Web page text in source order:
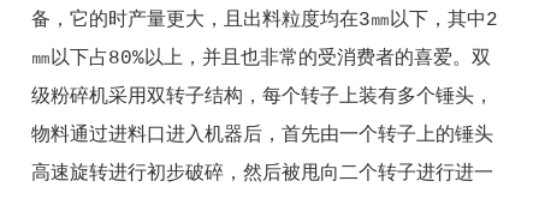
备，它的时产量更大，且出料粒度均在3㎜以下，其中2
㎜以下占80%以上，并且也非常的受消费者的喜爱。双
级粉碎机采用双转子结构，每个转子上装有多个锤头，
物料通过进料口进入机器后，首先由一个转子上的锤头
高速旋转进行初步破碎，然后被甩向二个转子进行进一